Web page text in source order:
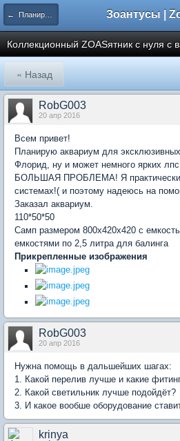
← Планирую ZOASятник
Коллекционный ZOASятник с нуля с
« Назад
RobG003
20 апр 2016
Всем привет!
Планирую аквариум для
Флорид, ну и может немного ярких
БОЛЬШАЯ ПРОБЛЕМА! Я практически
системах!( и поэтому надеюсь на
Заказал аквариум.
110*50*50
Самп размером 800х420х420 с
емкостями по 2,5 литра для балинга
Прикрепленные изображения
RobG003
20 апр 2016
Нужна помощь в дальшейших шагах:
1. Какой перелив лучше и какие
2. Какой светильник лучше подойдёт?
3. И какое вообше оборудование
krinya